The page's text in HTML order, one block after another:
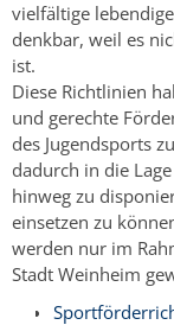
vielfältige
denkbar, weil es
ist.
Diese Richtlinien
und gerechte
des Jugendsports
dadurch in die
hinweg zu
einsetzen zu
werden nur im
Stadt Weinheim